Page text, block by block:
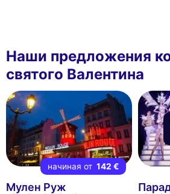
Наши предложения
святого Валентина
начиная от 142 €
Мулен Руж